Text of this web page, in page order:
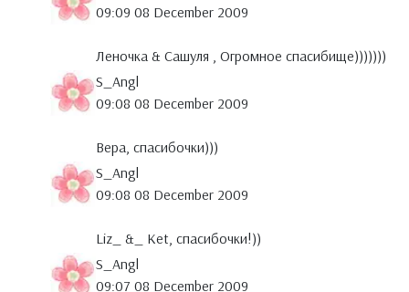
09:09 08 December 2009
Леночка & Сашуля , Огромное спасибище)))))))
S_Angl
09:08 08 December 2009
Вера, спасибочки)))
S_Angl
09:08 08 December 2009
Liz_ &_ Ket, спасибочки!))
S_Angl
09:07 08 December 2009